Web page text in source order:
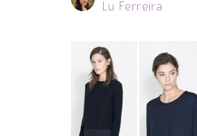
Lu Ferreira